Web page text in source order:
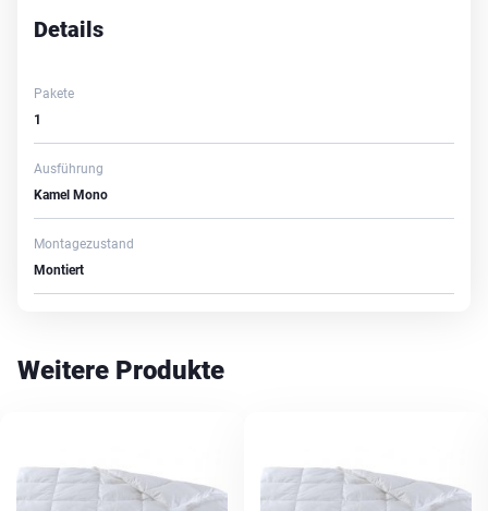
Details
Pakete
1
Ausführung
Kamel Mono
Montagezustand
Montiert
Weitere Produkte